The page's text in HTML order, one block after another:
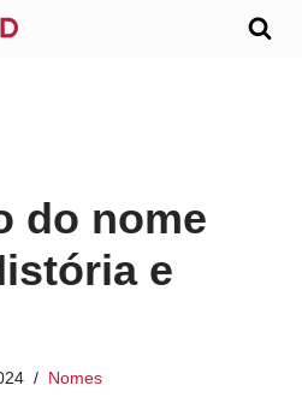
do nome
e
Nomes